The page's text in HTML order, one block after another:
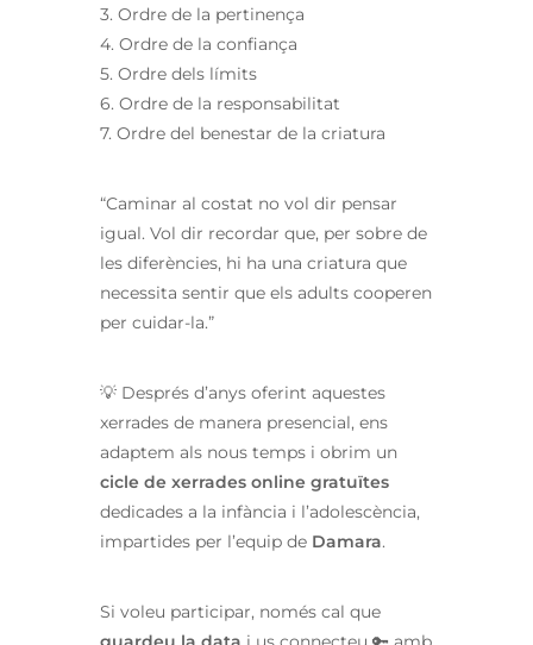
3. Ordre de la pertinença
4. Ordre de la confiança
5. Ordre dels límits
6. Ordre de la responsabilitat
7. Ordre del benestar de la criatura
“Caminar al costat no vol dir pensar
igual. Vol dir recordar que, per sobre de
les diferències, hi ha una criatura que
necessita sentir que els adults cooperen
per cuidar-la.”
💡 Després d’anys oferint aquestes
xerrades de manera presencial, ens
adaptem als nous temps i obrim un
cicle de xerrades online gratuïtes
dedicades a la infància i l’adolescència,
impartides per l’equip de Damara.
Si voleu participar, només cal que